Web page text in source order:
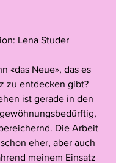
Lena Studer
«das Neue», das es
zu entdecken gibt?
ist gerade in den
Die Arbeit
eher, aber auch
meinem Einsatz